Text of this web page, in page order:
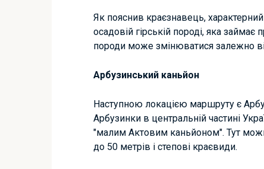
Як пояснив краєзнавець,
осадовій гірській породі, яка
породи може змінюватися залежно
Арбузинський каньйон
Наступною локацією маршруту є
Арбузинки в центральній частині
"малим Актовим каньйоном". Тут
до 50 метрів і степові краєвиди.